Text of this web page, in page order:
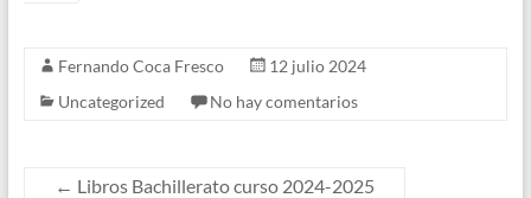
Fernando Coca Fresco
12 julio 2024
Uncategorized
No hay comentarios
← Libros Bachillerato curso 2024-2025